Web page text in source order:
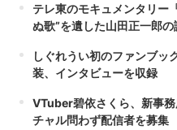
テレ東のモキュメンタリー
ぬ歌”を遺した山田正一郎の
しぐれうい初のファンブ
装、インタビューを収録
VTuber碧依さくら、新事
チャル問わず配信者を募集